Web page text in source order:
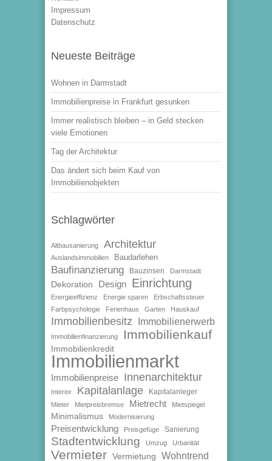
Impressum
Datenschutz
Neueste Beiträge
Wohnen in Darmstadt
Immobilienpreise in Frankfurt gesunken
Immer realistisch bleiben – in Geld stecken
viele Emotionen
Tag der Architektur
Das ändert sich beim Kauf von
Immobilienobjekten
Schlagwörter
Altbausanierung Architektur
Auslandsimmobilien Baudarlehen
Baufinanzierung Bauzinsen Darmstadt
Dekoration Design Einrichtung
Energieeffizienz Energie sparen
Erbschaftssteuer
Farbpsychologie
Ferienhaus Garten Hauskauf
Immobilienbesitz Immobilienerwerb
Immobilienfinanzierung Immobilienkauf
Immobilienkredit
Immobilienmarkt
Immobilienpreise Innenarchitektur
Interior Kapitalanlage Kapitalanleger
Mieter Mietpreisbremse Mietrecht Mietspiegel
Minimalismus Modernisierung
Preisentwicklung Preisgefüge Sanierung
Stadtentwicklung Umzug Urbanität
Vermieter Vermietung Wohntrend